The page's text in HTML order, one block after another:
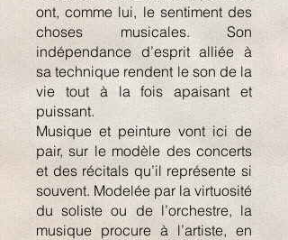
ont, comme lui, le sentiment des
choses musicales. Son
indépendance d’esprit alliée à
sa technique rendent le son de la
vie tout à la fois apaisant et
puissant.
Musique et peinture vont ici de
pair, sur le modèle des concerts
et des récitals qu’il représente si
souvent. Modelée par la virtuosité
du soliste ou de l’orchestre, la
musique procure à l’artiste, en